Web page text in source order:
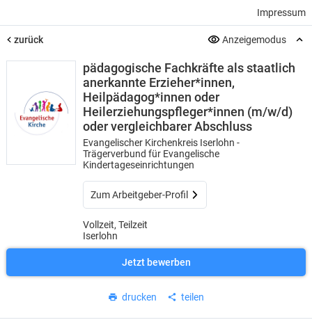
Impressum
zurück Anzeigemodus
pädagogische Fachkräfte als staatlich
anerkannte Erzieher*innen,
Heilpädagog*innen oder
Heilerziehungspfleger*innen (m/w/d)
oder vergleichbarer Abschluss
Evangelischer Kirchenkreis Iserlohn -
Trägerverbund für Evangelische
Kindertageseinrichtungen
Zum Arbeitgeber-Profil
Vollzeit, Teilzeit
Iserlohn
Jetzt bewerben
drucken teilen